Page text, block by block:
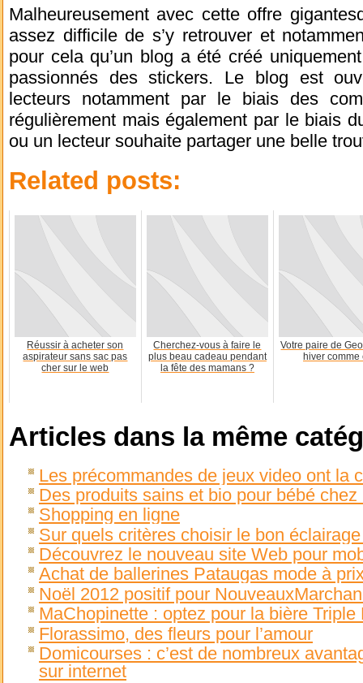
Malheureusement avec cette offre
assez difficile de s’y retrouver et
pour cela qu’un blog a été créé
passionnés des stickers. Le blog est
lecteurs notamment par le biais des
régulièrement mais également par le biais
ou un lecteur souhaite partager une belle
Related posts:
Réussir à acheter son
aspirateur sans sac pas
cher sur le web
Cherchez-vous à faire le
plus beau cadeau pendant
la fête des mamans ?
Votre paire de
hiver comme
Articles dans la même
Les précommandes de jeux video ont la
Des produits sains et bio pour bébé chez
Shopping en ligne
Sur quels critères choisir le bon
Découvrez le nouveau site Web pour
Achat de ballerines Pataugas mode à
Noël 2012 positif pour
MaChopinette : optez pour la bière Triple
Florassimo, des fleurs pour l’amour
Domicourses : c’est de nombreux
sur internet